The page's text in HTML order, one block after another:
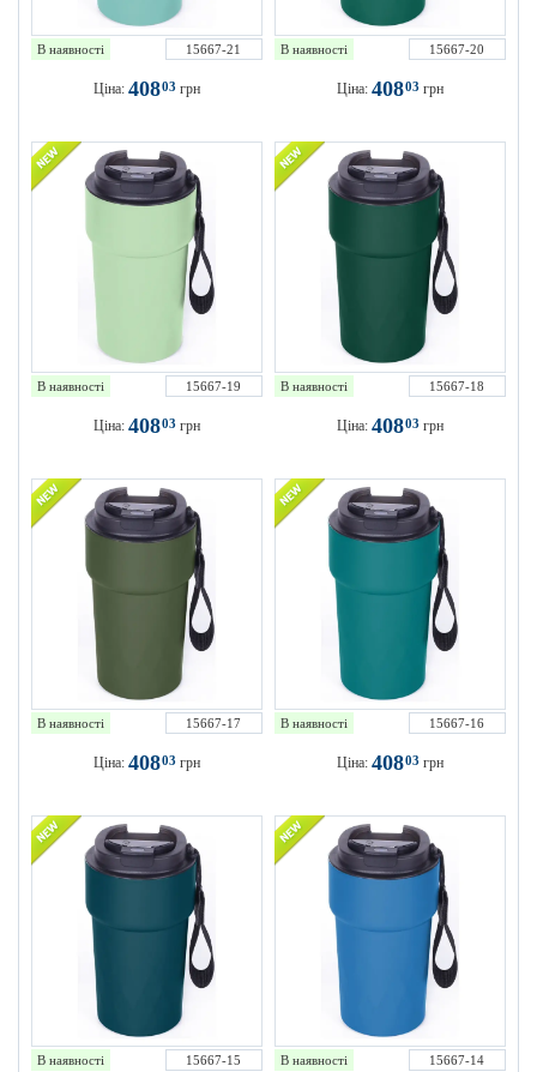
В наявності 15667-21
Ціна: 40803 грн
В наявності 15667-20
Ціна: 40803 грн
В наявності 15667-19
Ціна: 40803 грн
В наявності 15667-18
Ціна: 40803 грн
В наявності 15667-17
Ціна: 40803 грн
В наявності 15667-16
Ціна: 40803 грн
В наявності 15667-15 В наявності 15667-14